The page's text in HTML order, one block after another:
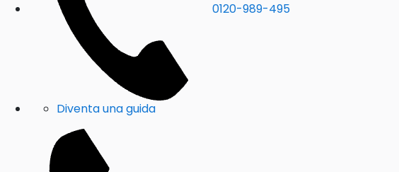
0120-989-495
Diventa una guida